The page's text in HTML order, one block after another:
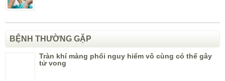
BỆNH THƯỜNG GẶP
Tràn khí màng phổi nguy hiểm vô cùng có thể gây
tử vong